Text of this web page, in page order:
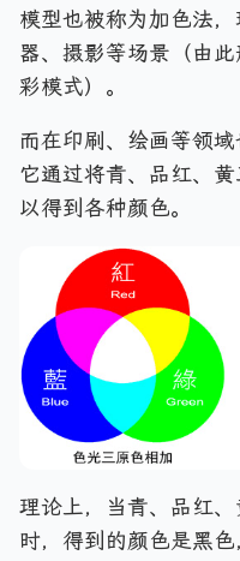
模型也被称为加色法
器、摄影等场景（由
彩模式）。
而在印刷、绘画等领
它通过将青、品红、
以得到各种颜色。
理论上，当青、品红
时，得到的颜色是黑